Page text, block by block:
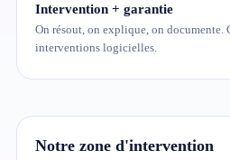
Intervention + garantie
On résout, on explique, on documente.
interventions logicielles.
Notre zone d'intervention